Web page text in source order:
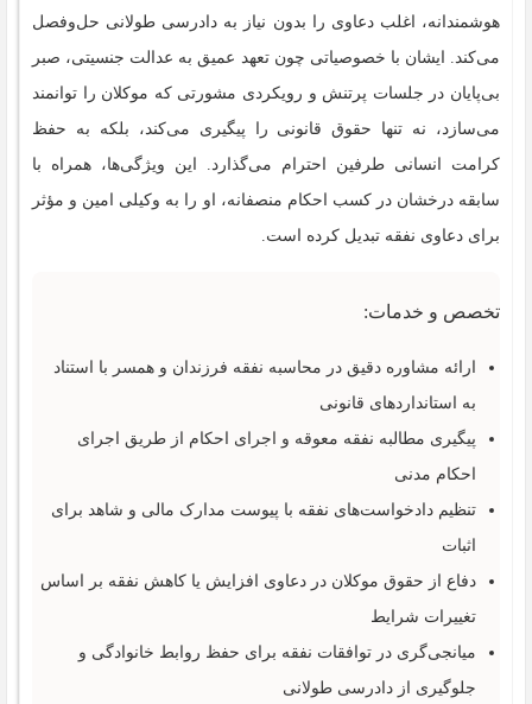
هوشمندانه، اغلب دعاوی را بدون نیاز به دادرسی طولانی حل‌وفصل
می‌کند. ایشان با خصوصیاتی چون تعهد عمیق به عدالت جنسیتی، صبر
بی‌پایان در جلسات پرتنش و رویکردی مشورتی که موکلان را توانمند
می‌سازد، نه تنها حقوق قانونی را پیگیری می‌کند، بلکه به حفظ
کرامت انسانی طرفین احترام می‌گذارد. این ویژگی‌ها، همراه با
سابقه درخشان در کسب احکام منصفانه، او را به وکیلی امین و مؤثر
برای دعاوی نفقه تبدیل کرده است.
تخصص و خدمات:
ارائه مشاوره دقیق در محاسبه نفقه فرزندان و همسر با استناد
به استانداردهای قانونی
پیگیری مطالبه نفقه معوقه و اجرای احکام از طریق اجرای
احکام مدنی
تنظیم دادخواست‌های نفقه با پیوست مدارک مالی و شاهد برای
اثبات
دفاع از حقوق موکلان در دعاوی افزایش یا کاهش نفقه بر اساس
تغییرات شرایط
میانجی‌گری در توافقات نفقه برای حفظ روابط خانوادگی و
جلوگیری از دادرسی طولانی